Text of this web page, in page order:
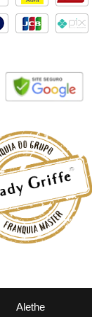
Alethe